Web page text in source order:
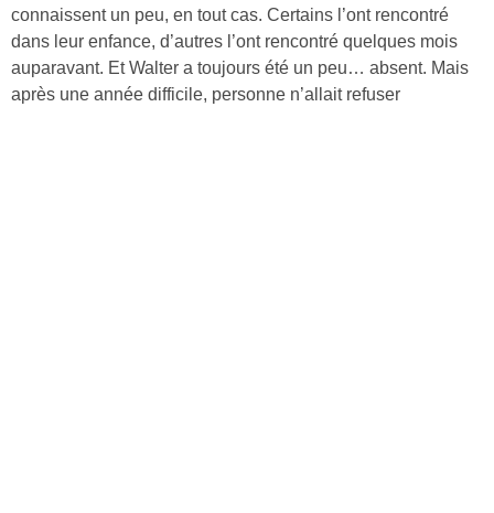
connaissent un peu, en tout cas. Certains l’ont rencontré
dans leur enfance, d’autres l’ont rencontré quelques mois
auparavant. Et Walter a toujours été un peu… absent. Mais
après une année difficile, personne n’allait refuser